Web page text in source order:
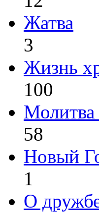
Жатва
3
Жизнь
100
Молитва
58
Новый
1
О